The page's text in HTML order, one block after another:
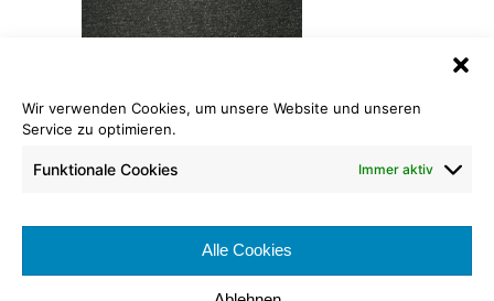
Wir verwenden Cookies, um unsere Website und unseren
Service zu optimieren.
Funktionale Cookies Immer aktiv
Alle Cookies
910 graphit
Bahnenbreite: ca. 200 cm
Velours Standard Eco